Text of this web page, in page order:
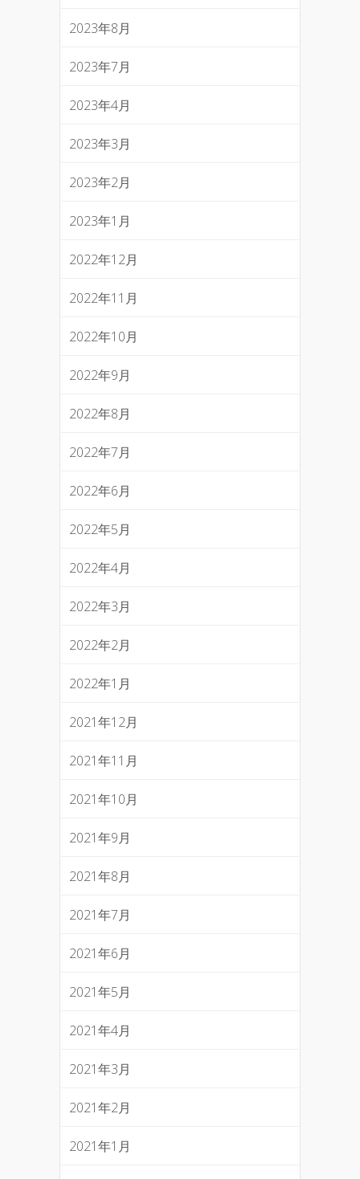
2023年8月
2023年7月
2023年4月
2023年3月
2023年2月
2023年1月
2022年12月
2022年11月
2022年10月
2022年9月
2022年8月
2022年7月
2022年6月
2022年5月
2022年4月
2022年3月
2022年2月
2022年1月
2021年12月
2021年11月
2021年10月
2021年9月
2021年8月
2021年7月
2021年6月
2021年5月
2021年4月
2021年3月
2021年2月
2021年1月